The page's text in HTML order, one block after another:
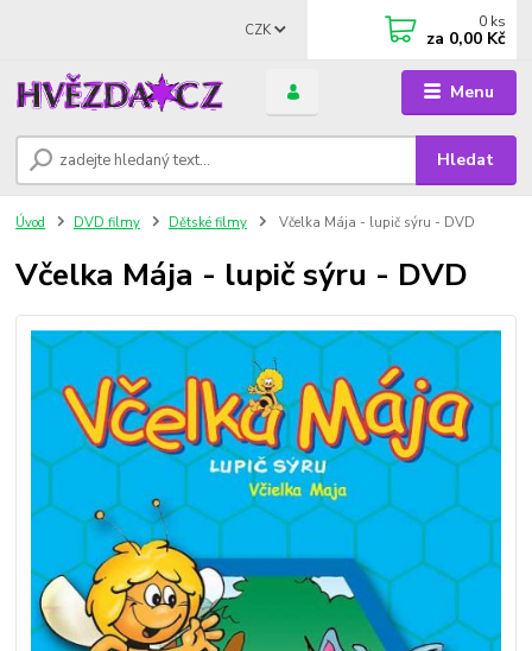
Menu
CZK
Hledat
0 ks
za 0,00 Kč
Úvod DVD filmy Dětské filmy Včelka Mája - lupič sýru - DVD
Včelka Mája - lupič sýru - DVD